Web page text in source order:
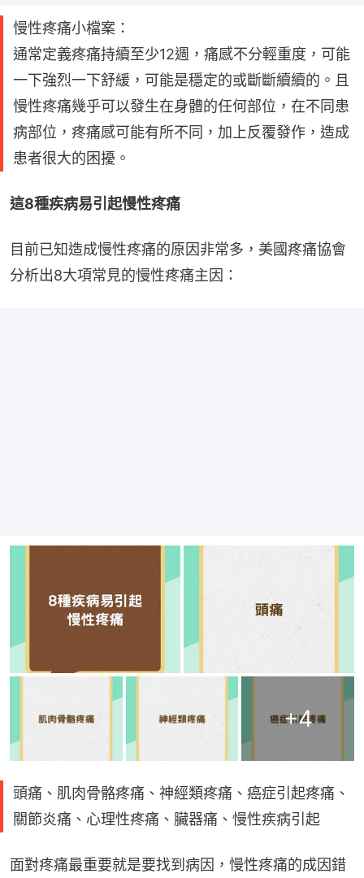
慢性疼痛小檔案：
通常定義疼痛持續至少12週，痛感不分輕重度，可能
一下強烈一下舒緩，可能是穩定的或斷斷續續的。且
慢性疼痛幾乎可以發生在身體的任何部位，在不同患
病部位，疼痛感可能有所不同，加上反覆發作，造成
患者很大的困擾。
這8種疾病易引起慢性疼痛
目前已知造成慢性疼痛的原因非常多，美國疼痛協會
分析出8大項常見的慢性疼痛主因：
+4
頭痛、肌肉骨骼疼痛、神經類疼痛、癌症引起疼痛、
關節炎痛、心理性疼痛、臟器痛、慢性疾病引起
面對疼痛最重要就是要找到病因，慢性疼痛的成因錯